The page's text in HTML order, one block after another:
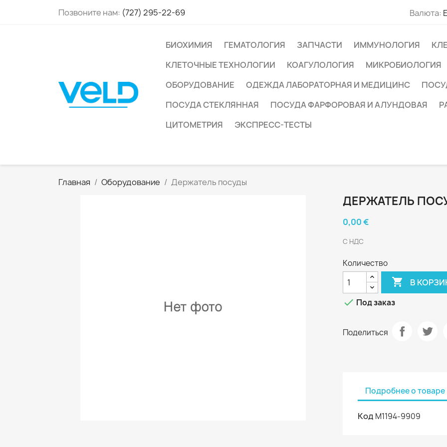
Позвоните нам: (727) 295-22-69 Валюта:
БИОХИМИЯ ГЕМАТОЛОГИЯ ЗАПЧАСТИ ИММУНОЛОГИЯ
КЛЕТОЧНЫЕ ТЕХНОЛОГИИ
КОАГУЛОЛОГИЯ МИКРОБИОЛОГИЯ
ОБОРУДОВАНИЕ
ОДЕЖДА ЛАБОРАТОРНАЯ И МЕДИЦИНС
ПОСУДА СТЕКЛЯННАЯ
ПОСУДА ФАРФОРОВАЯ И АЛУНДОВАЯ
ЦИТОМЕТРИЯ
ЭКСПРЕСС-ТЕСТЫ
Главная Оборудование Держатель посуды
ДЕРЖАТЕЛЬ
0,00 €
С НДС
Количество
 В
 Под заказ
Поделиться
Подробнее о товаре
Код M1194-9909